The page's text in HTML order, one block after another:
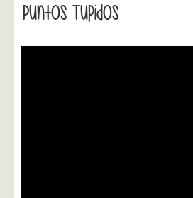
Puntos Tupidos